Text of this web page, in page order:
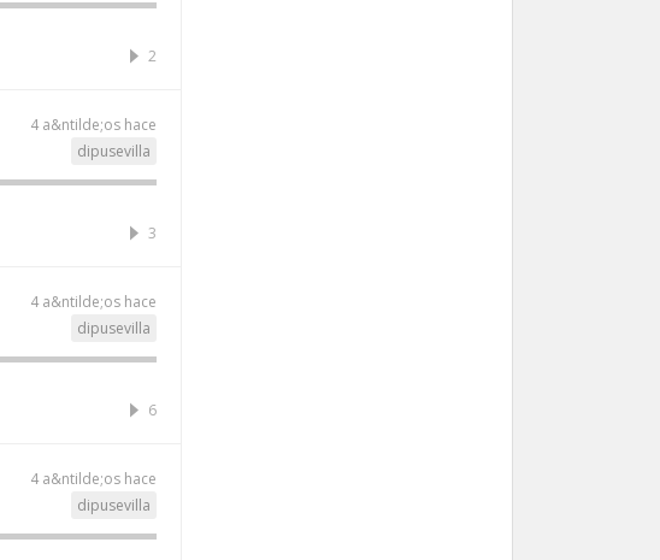
2
4 a&ntilde;os hace
dipusevilla
3
4 a&ntilde;os hace
dipusevilla
6
4 a&ntilde;os hace
dipusevilla